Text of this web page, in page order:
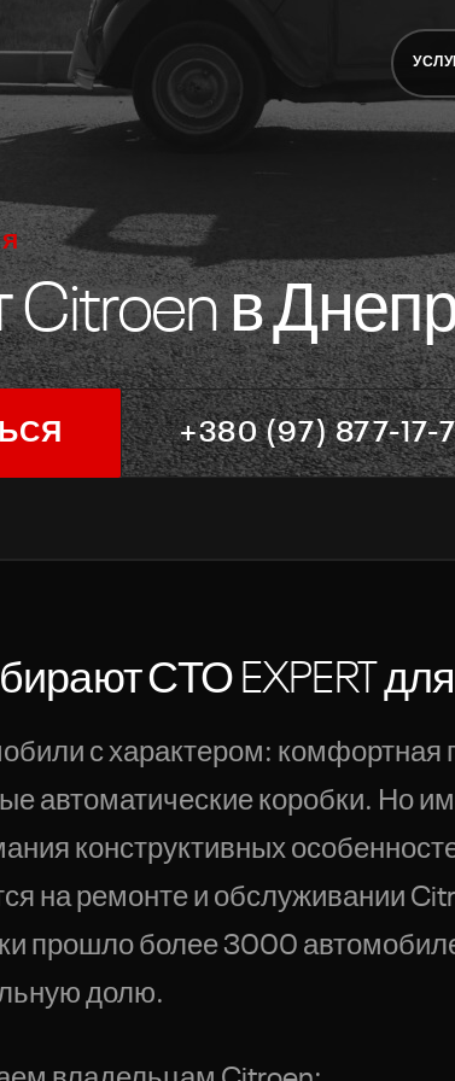
в
+380 (97) 877-17-
СТО EXPERT
с характером: комфортная
автоматические коробки. Но
конструктивных
на ремонте и обслуживании
прошло более 3000
долю.
ТЕЛЕФОН